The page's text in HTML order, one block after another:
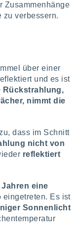
Zusammenhänge
zu verbessern.
über einer
und es ist
Rückstrahlung,
nimmt die
dass im Schnitt
nicht von
reflektiert
eine
eingetreten. Es ist
Sonnenlicht